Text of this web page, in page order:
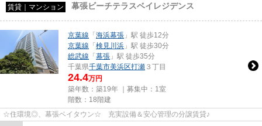
賃貸｜マンション 幕張ビーチテラスベイレジデンス
京葉線 「海浜幕張 」駅 徒歩12分
京葉線 「検見川浜 」駅 徒歩30分
総武線 「幕張 」駅 徒歩35分
千葉県千葉市美浜区打瀬 ３丁目
24.4万円
築年数：築19年 ｜募集中： 1室
階数：18階建
☆住環境◎、幕張ベイタウン☆ 充実設備＆安心管理の分譲賃貸♪